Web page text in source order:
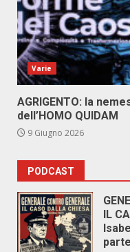
Varie
AGRIGENTO: la
dell’HOMO QUIDAM
9 Giugno 2026
PODCAST
IL
parte